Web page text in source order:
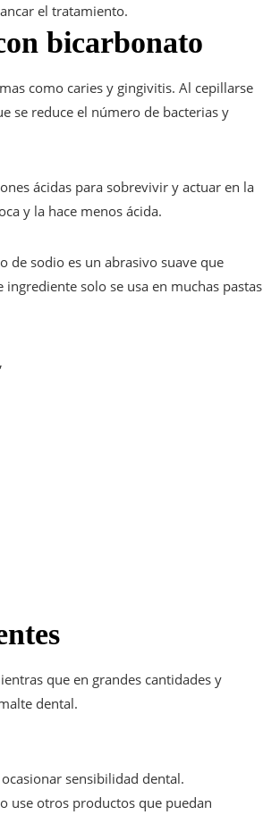
el tratamiento.
bicarbonato
como caries y gingivitis. Al cepillarse
se reduce el número de bacterias y
ácidas para sobrevivir y actuar en la
y la hace menos ácida.
de sodio es un abrasivo suave que
solo se usa en muchas pastas
que en grandes cantidades y
dental.​
sensibilidad dental.
use otros productos que puedan